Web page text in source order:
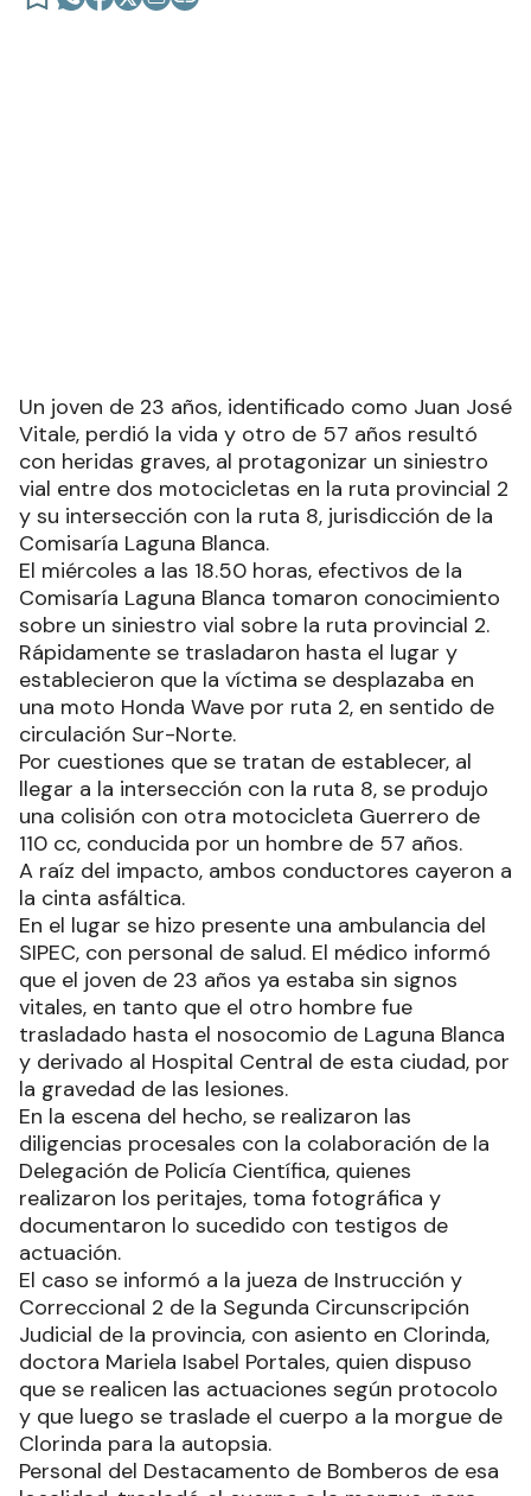
Un joven de 23 años, identificado como Juan José
Vitale, perdió la vida y otro de 57 años resultó
con heridas graves, al protagonizar un siniestro
vial entre dos motocicletas en la ruta provincial 2
y su intersección con la ruta 8, jurisdicción de la
Comisaría Laguna Blanca.
El miércoles a las 18.50 horas, efectivos de la
Comisaría Laguna Blanca tomaron conocimiento
sobre un siniestro vial sobre la ruta provincial 2.
Rápidamente se trasladaron hasta el lugar y
establecieron que la víctima se desplazaba en
una moto Honda Wave por ruta 2, en sentido de
circulación Sur-Norte.
Por cuestiones que se tratan de establecer, al
llegar a la intersección con la ruta 8, se produjo
una colisión con otra motocicleta Guerrero de
110 cc, conducida por un hombre de 57 años.
A raíz del impacto, ambos conductores cayeron a
la cinta asfáltica.
En el lugar se hizo presente una ambulancia del
SIPEC, con personal de salud. El médico informó
que el joven de 23 años ya estaba sin signos
vitales, en tanto que el otro hombre fue
trasladado hasta el nosocomio de Laguna Blanca
y derivado al Hospital Central de esta ciudad, por
la gravedad de las lesiones.
En la escena del hecho, se realizaron las
diligencias procesales con la colaboración de la
Delegación de Policía Científica, quienes
realizaron los peritajes, toma fotográfica y
documentaron lo sucedido con testigos de
actuación.
El caso se informó a la jueza de Instrucción y
Correccional 2 de la Segunda Circunscripción
Judicial de la provincia, con asiento en Clorinda,
doctora Mariela Isabel Portales, quien dispuso
que se realicen las actuaciones según protocolo
y que luego se traslade el cuerpo a la morgue de
Clorinda para la autopsia.
Personal del Destacamento de Bomberos de esa